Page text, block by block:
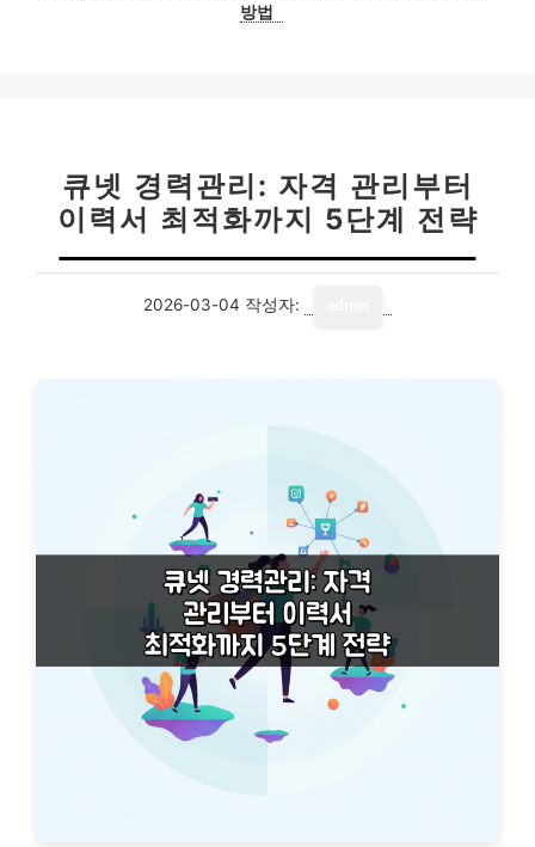
방법
큐넷 경력관리: 자격 관리부터
이력서 최적화까지 5단계 전략
2026-03-04 작성자: